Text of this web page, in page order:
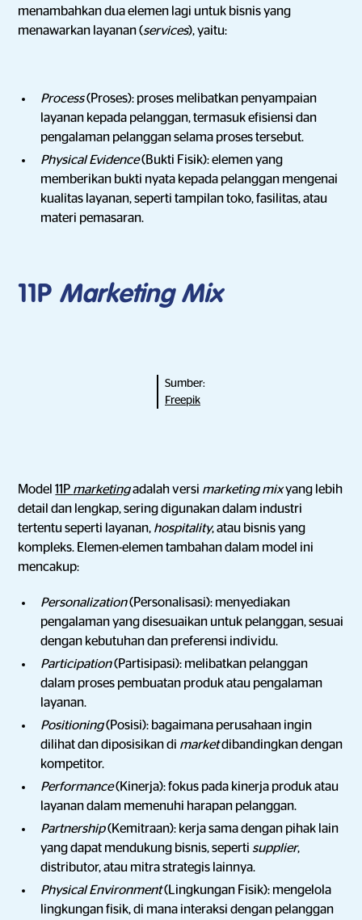
menambahkan dua elemen lagi untuk bisnis yang
menawarkan layanan (services), yaitu:
Process(Proses): proses melibatkan penyampaian
layanan kepada pelanggan, termasuk efisiensi dan
pengalaman pelanggan selama proses tersebut.
Physical Evidence(Bukti Fisik): elemen yang
memberikan bukti nyata kepada pelanggan mengenai
kualitas layanan, seperti tampilan toko, fasilitas, atau
materi pemasaran.
11P Marketing Mix
Sumber:
Freepik
Model11P marketingadalah versi marketing mixyang lebih
detail dan lengkap, sering digunakan dalam industri
tertentu seperti layanan, hospitality, atau bisnis yang
kompleks. Elemen-elemen tambahan dalam model ini
mencakup:
Personalization(Personalisasi): menyediakan
pengalaman yang disesuaikan untuk pelanggan, sesuai
dengan kebutuhan dan preferensi individu.
Participation(Partisipasi): melibatkan pelanggan
dalam proses pembuatan produk atau pengalaman
layanan.
Positioning(Posisi): bagaimana perusahaan ingin
dilihat dan diposisikan di marketdibandingkan dengan
kompetitor.
Performance(Kinerja): fokus pada kinerja produk atau
layanan dalam memenuhi harapan pelanggan.
Partnership(Kemitraan): kerja sama dengan pihak lain
yang dapat mendukung bisnis, seperti supplier,
distributor, atau mitra strategis lainnya.
Physical Environment(Lingkungan Fisik): mengelola
lingkungan fisik, di mana interaksi dengan pelanggan